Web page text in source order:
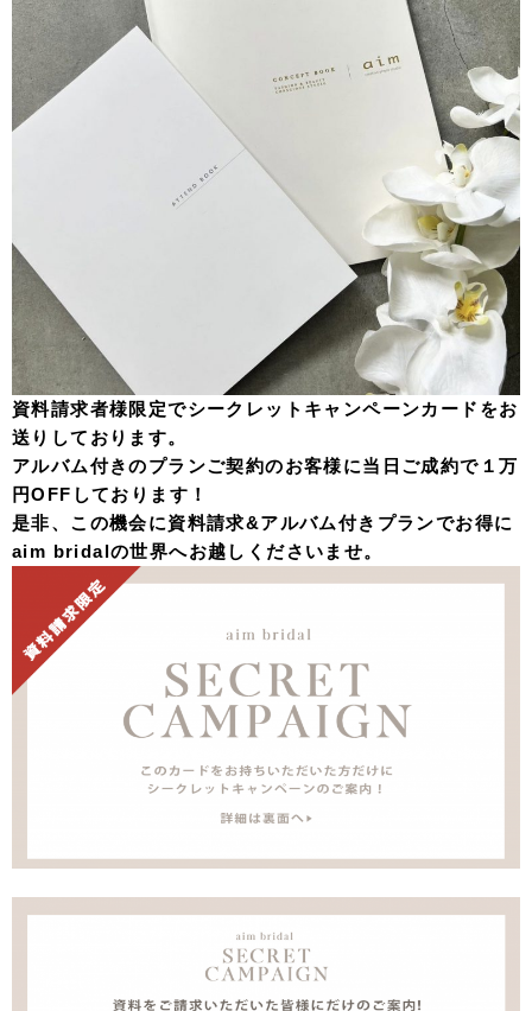
資料請求者様限定でシークレットキャンペーンカードをお
送りしております。
アルバム付きのプランご契約のお客様に当日ご成約で１万
円OFFしております！
是非、この機会に資料請求&アルバム付きプランでお得に
aim bridalの世界へお越しくださいませ。